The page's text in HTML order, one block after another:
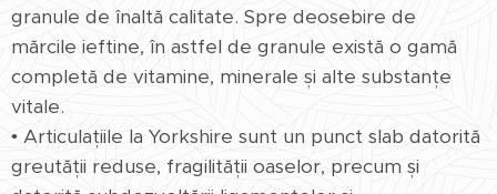
granule de înaltă calitate. Spre deosebire de
mărcile ieftine, în astfel de granule există o gamă
completă de vitamine, minerale și alte substanțe
vitale.
• Articulațiile la Yorkshire sunt un punct slab datorită
greutății reduse, fragilității oaselor, precum și